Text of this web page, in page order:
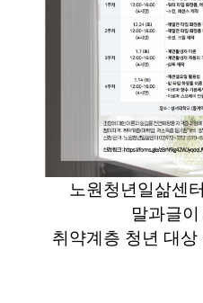
노원청년일삶센
말과글
취약계층 청년 대